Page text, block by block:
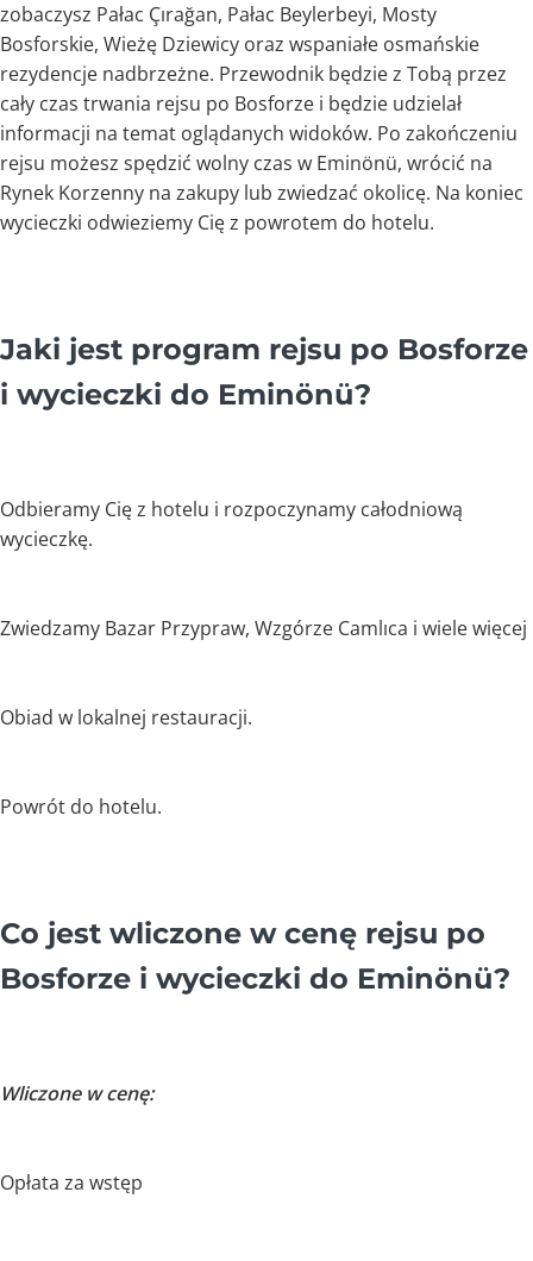
zobaczysz Pałac Çırağan, Pałac Beylerbeyi, Mosty
Bosforskie, Wieżę Dziewicy oraz wspaniałe osmańskie
rezydencje nadbrzeżne. Przewodnik będzie z Tobą przez
cały czas trwania rejsu po Bosforze i będzie udzielał
informacji na temat oglądanych widoków. Po zakończeniu
rejsu możesz spędzić wolny czas w Eminönü, wrócić na
Rynek Korzenny na zakupy lub zwiedzać okolicę. Na koniec
wycieczki odwieziemy Cię z powrotem do hotelu.
Jaki jest program rejsu po Bosforze
i wycieczki do Eminönü?
Odbieramy Cię z hotelu i rozpoczynamy całodniową
wycieczkę.
Zwiedzamy Bazar Przypraw, Wzgórze Camlıca i wiele więcej
Obiad w lokalnej restauracji.
Powrót do hotelu.
Co jest wliczone w cenę rejsu po
Bosforze i wycieczki do Eminönü?
Wliczone w cenę:
Opłata za wstęp